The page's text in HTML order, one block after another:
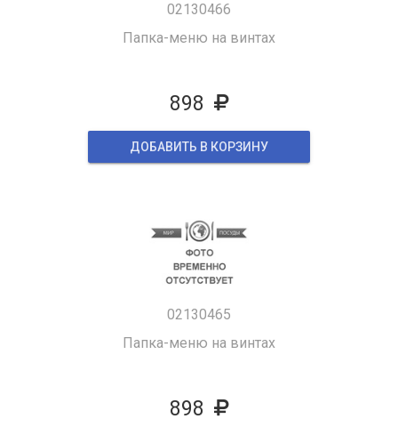
02130466
Папка-меню на винтах
898
ДОБАВИТЬ В КОРЗИНУ
02130465
Папка-меню на винтах
898